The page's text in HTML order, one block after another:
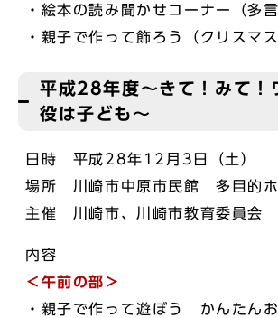
・絵本の読み聞かせコーナー（多言
・親子で作って飾ろう（クリスマ
平成28年度～きて！みて！
役は子ども～
日時 平成28年12月3日（土）
場所 川崎市中原市民館 多目的ホ
主催 川崎市、川崎市教育委員会
内容
＜午前の部＞
・親子で作って遊ぼう かんたん